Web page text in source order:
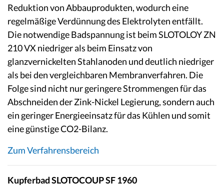
Reduktion von Abbauprodukten, wodurch eine
regelmäßige Verdünnung des Elektrolyten entfällt.
Die notwendige Badspannung ist beim SLOTOLOY ZN
210 VX niedriger als beim Einsatz von
glanzvernickelten Stahlanoden und deutlich niedriger
als bei den vergleichbaren Membranverfahren. Die
Folge sind nicht nur geringere Strommengen für das
Abschneiden der Zink-Nickel Legierung, sondern auch
ein geringer Energieeinsatz für das Kühlen und somit
eine günstige CO2-Bilanz.
Zum Verfahrensbereich
Kupferbad SLOTOCOUP SF 1960